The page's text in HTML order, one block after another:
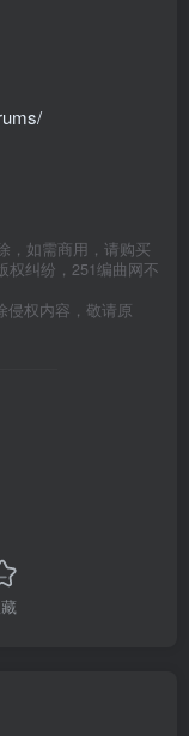
，如需商用，请购买
权纠纷，251编曲网不
侵权内容，敬请原